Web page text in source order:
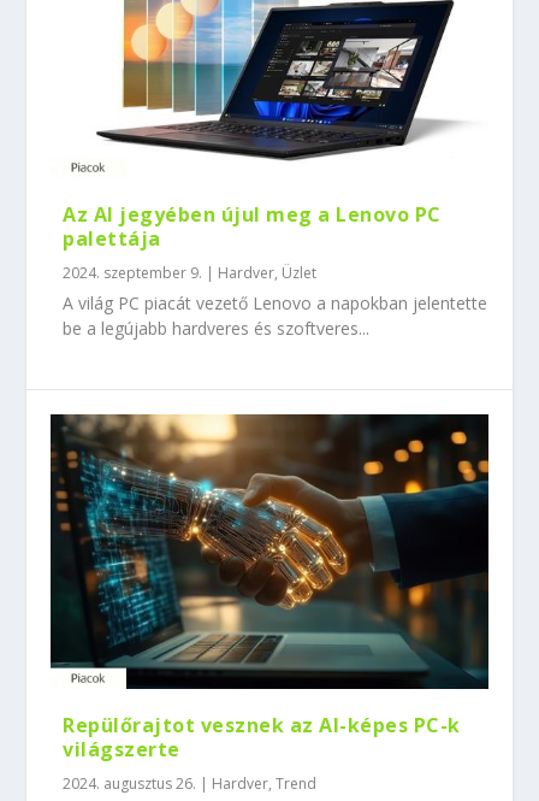
Az AI jegyében újul meg a Lenovo PC
palettája
2024. szeptember 9. | Hardver, Üzlet
A világ PC piacát vezető Lenovo a napokban jelentette
be a legújabb hardveres és szoftveres...
Repülőrajtot vesznek az AI-képes PC-k
világszerte
2024. augusztus 26. | Hardver,Trend